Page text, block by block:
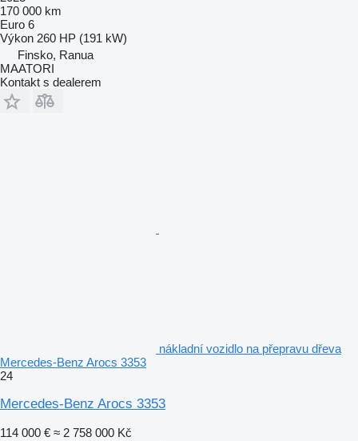
170 000 km
Euro 6
Výkon 260 HP (191 kW)
Finsko, Ranua
MAATORI
Kontakt s dealerem
nákladní vozidlo na přepravu dřeva
Mercedes-Benz Arocs 3353
24
Mercedes-Benz Arocs 3353
114 000 € ≈ 2 758 000 Kč